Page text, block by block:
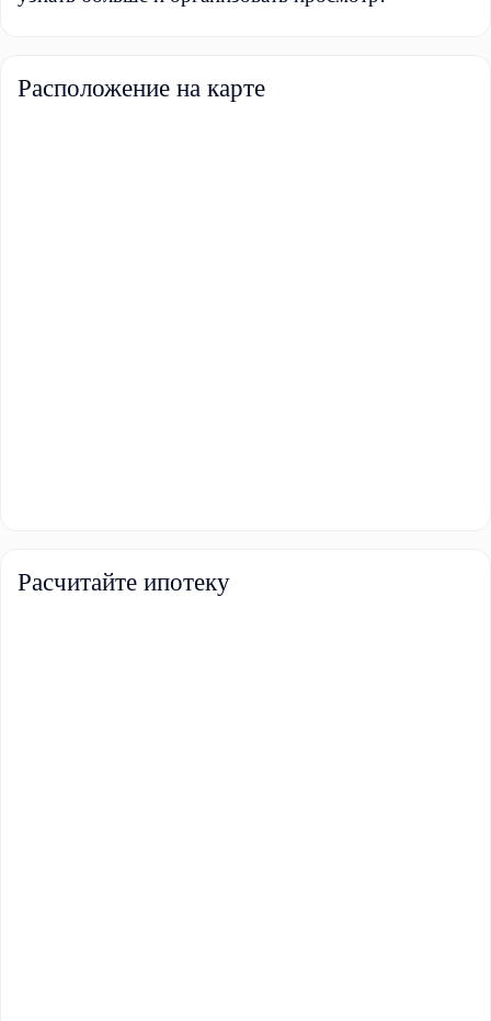
Расположение на карте
Расчитайте ипотеку